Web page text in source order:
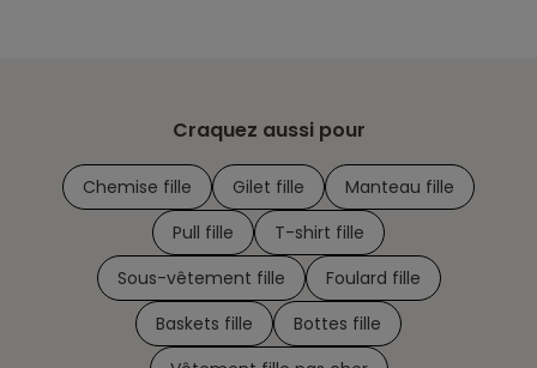
Craquez aussi pour
Chemise fille Gilet fille
Manteau fille
Pull fille
T-shirt fille
Sous-vêtement fille
Foulard fille
Baskets fille
Bottes fille